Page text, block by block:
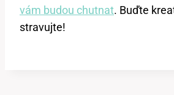
vám budou chutnat. Buďte
stravujte!